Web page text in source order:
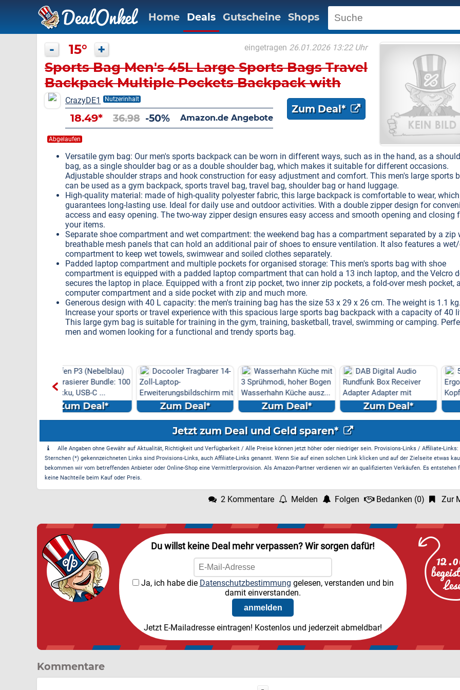
Home Deals Gutscheine Shops
- 15° + eingetragen 26.01.2026 13:22 Uhr
Sports Bag Men's 45L Large Sports Bags Travel
Backpack Multiple Pockets Backpack with
Shoe Compartment Wet Compartment
Waterproof for Shoulder and Hand Training
Bags Weekender Bag Sports Bags
CrazyDE1 Nutzerinhalt
Zum Deal*
18.49* 36.98 -50% Amazon.de Angebote
Abgelaufen
Versatile gym bag: Our men's sports backpack can be worn in different ways, such as in the hand, as a
bag, as a single shoulder bag or as a double shoulder bag, which makes it suitable for different occasions.
Adjustable shoulder straps and hook construction for easy adjustment and comfort. This men's large sports
can be used as a gym backpack, sports travel bag, travel bag, shoulder bag or hand luggage.
High-quality material: made of high-quality polyester fabric, this large backpack is comfortable to wear, which
guarantees long-lasting use. Ideal for daily use and outdoor activities. With a double zipper design for
access and easy opening. The two-way zipper design ensures easy access and smooth opening and closing
your items.
Separate shoe compartment and wet compartment: the weekend bag has a compartment separated by a zip
breathable mesh panels that can hold an additional pair of shoes to ensure ventilation. It also features a
compartment to keep wet towels, swimwear and soiled clothes separately.
Padded laptop compartment and multiple pockets for organised storage: This men's sports bag with shoe
compartment is equipped with a padded laptop compartment that can hold a 13 inch laptop, and the Velcro
secures the laptop in place. Equipped with a front zip pocket, two inner zip pockets, a fold-over mesh pocket, a
computer compartment and a side pocket with zip and much more.
Generous design with 40 L capacity: the men's training bag has the size 53 x 29 x 26 cm. The weight is 1.1 kg.
Increase your sports or travel experience with this spacious large sports bag backpack with a capacity of 40
This large gym bag is suitable for training in the gym, training, basketball, travel, swimming or camping.
men and women looking for a functional and trendy sports bag.
Bundle: 100
Docooler Tragbarer 14-
Zoll-Laptop-
Erweiterungsbildschirm mit
DREI B...Zum Deal*
Wasserhahn Küche mit
3 Sprühmodi, hoher Bogen
Wasserhahn Küche ausz...
Zum Deal*
DAB Digital Audio
Rundfunk Box Receiver
Adapter Adapter mit
Antenn...Zum Deal*
50% off
Ergonomisches
Kopfkissen - Kissen für
SeitenZum Deal*
Jetzt zum Deal und Geld sparen*
Alle Angaben ohne Gewähr auf Aktualität, Richtigkeit und Verfügbarkeit / Alle Preise können jetzt höher oder niedriger sein. Provisions-Links / Affiliate-
Sternchen (*) gekennzeichneten Links sind Provisions-Links, auch Affiliate-Links genannt. Wenn Sie auf einen solchen Link klicken und auf der Zielseite etwas
bekommen wir vom betreffenden Anbieter oder Online-Shop eine Vermittlerprovision. Als Amazon-Partner verdienen wir an qualifizierten Verkäufen. Es entstehen
keine Nachteile beim Kauf oder Preis.
2 Kommentare Melden Folgen Bedanken (0) Zur
Du willst keine Deal mehr verpassen? Wir sorgen dafür!
Ja, ich habe die Datenschutzbestimmung gelesen, verstanden und bin
damit einverstanden.
Jetzt E-Mailadresse eintragen! Kostenlos und jederzeit abmeldbar!
Kommentare